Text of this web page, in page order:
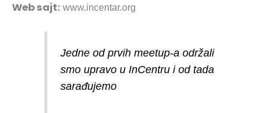
Web sajt: www.incentar.org
Jedne od prvih meetup-a održali
smo upravo u InCentru i od tada
sarađujemo